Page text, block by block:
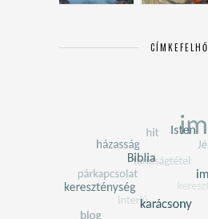
CÍMKEFELHŐ